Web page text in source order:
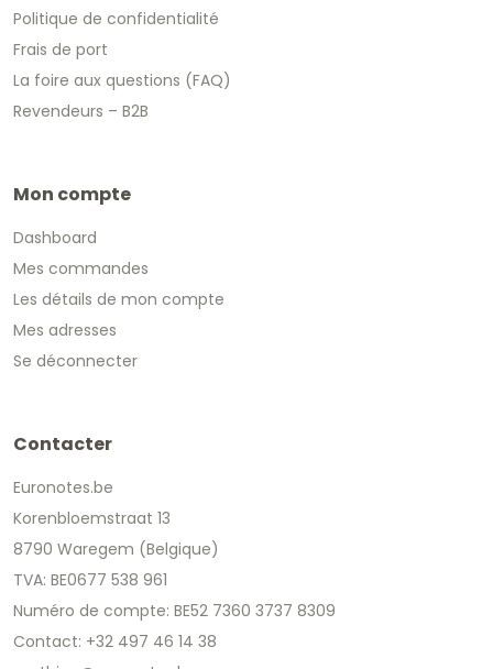
Politique de confidentialité
Frais de port
La foire aux questions (FAQ)
Revendeurs – B2B
Mon compte
Dashboard
Mes commandes
Les détails de mon compte
Mes adresses
Se déconnecter
Contacter
Euronotes.be
Korenbloemstraat 13
8790 Waregem (Belgique)
TVA: BE0677 538 961
Numéro de compte: BE52 7360 3737 8309
Contact: +32 497 46 14 38